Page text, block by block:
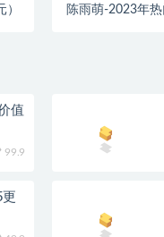
陈雨萌-2023年
值
99.9